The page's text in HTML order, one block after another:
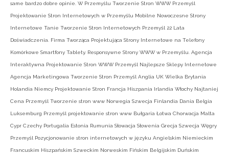
same bardzo dobre opinie. W Przemyślu Tworzenie Stron WWW Przemyśl
Projektowanie Stron Internetowych w Przemyślu Mobilne Nowoczesne Strony
Internetowe Tanie Tworzenie Stron Internetowych Przemyśl 22 Lata
Doświadczenia. Firma Tworząca Projektująca Strony Internetowe na Telefony
Komórkowe Smartfony Tablety. Responsywne Strony WWW w Przemyślu. Agencja
Interaktywna Projektowanie Stron WWW Przemyśl Najlepsze Sklepy Internetowe
Agencja Marketingowa Tworzenie Stron Przemyśl Anglia UK Wielka Brytania
Holandia Niemcy Projektowanie Stron Francja Hiszpania Irlandia Włochy Najtaniej
Cena Przemyśl Tworzenie stron www Norwegia Szwecja Finlandia Dania Belgia
Luksemburg Przemyśl projektowanie stron www Bułgaria Łotwa Chorwacja Malta
Cypr Czechy Portugalia Estonia Rumunia Słowacja Słowenia Grecja Szwecja Węgry
Przemyśl Pozycjonowanie stron internetowych w języku Angielskim Niemieckim
Francuskim Hiszpańskim Szweckim Norweskim Fińskim Belgijskim Duńskim